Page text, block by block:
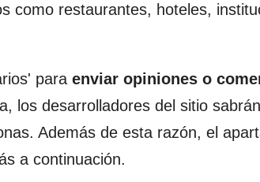
como restaurantes, hoteles,
para enviar opiniones o
los desarrolladores del sitio
Además de esta razón, el
a continuación.